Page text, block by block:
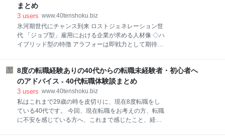
位置していました。 1980年代に積極経営に転換しバ
ブル時代に過剰な不動産投資に走り、その崩壊ととも
に数千億円に及ぶ不良債権を抱えました。 最後の頼み
の綱は、親密銀行と言われた東海銀行に支援要請して
いたものの、不調に終わったことが私の中では決定打
通口座とキャッシュカードを作成した記憶がありま
す。 営業所長としても新入行員の契約はもちろん、融
資先企業に行員とともに役員保険の提案に出向き、
まとめ
3 users www.40tenshoku.biz
氷河期世代にチャンス到来 ロストジェネレーション世
代 「ジョブ型」雇用における企業が求める人材像 ◇ハ
イブリッド型の特徴 アラフォーは即戦力として期待さ
の現在アラフォーに該当する年代は、「就職氷河期世
代」「ロストジェネレーション世代」と呼ばれ、バブ
ル崩壊後の景気後退が直撃したことによる就職難を被
った世代となります。 業界別・職種別のスペシャリス
トによる求人紹介 転職はJAC Recruitment バブル崩
壊後、企業は事業継続のために新卒求人の減らし、さ
8度の転職経験ありの40代からの転職未経験者・初心者へ
のアドバイス - 40代転職体験談まとめ
3 users www.40tenshoku.biz
私はこれまで29歳の時を皮切りに、現在8度転職をし
ている40代です。 今回、現在転職をお考えの方、転職
に不安を感じている方へ、これまで感じたこと、経験